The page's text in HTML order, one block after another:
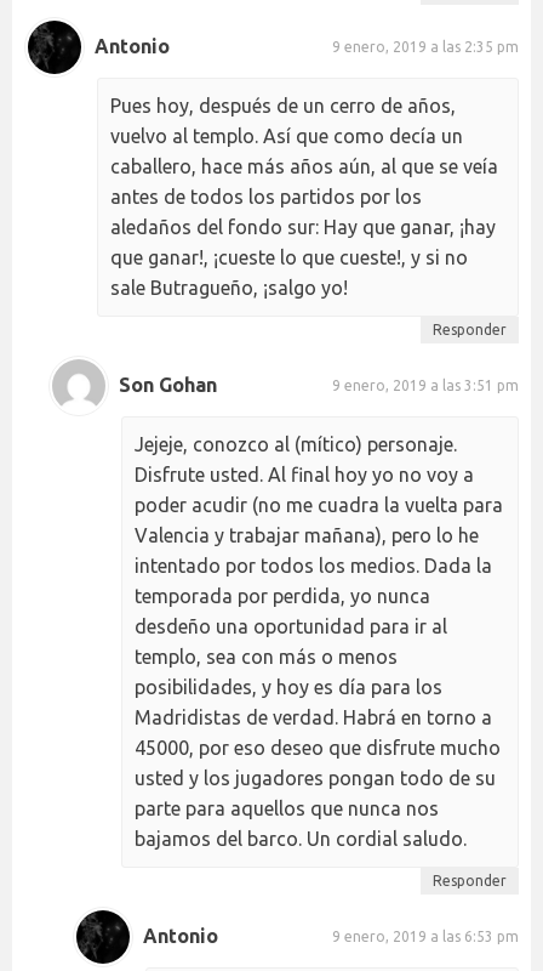
Antonio 9 enero, 2019 a las 2:35 pm
Pues hoy, después de un cerro de años,
vuelvo al templo. Así que como decía un
caballero, hace más años aún, al que se veía
antes de todos los partidos por los
aledaños del fondo sur: Hay que ganar, ¡hay
que ganar!, ¡cueste lo que cueste!, y si no
sale Butragueño, ¡salgo yo!
Responder
Son Gohan 9 enero, 2019 a las 3:51 pm
Jejeje, conozco al (mítico) personaje.
Disfrute usted. Al final hoy yo no voy a
poder acudir (no me cuadra la vuelta para
Valencia y trabajar mañana), pero lo he
intentado por todos los medios. Dada la
temporada por perdida, yo nunca
desdeño una oportunidad para ir al
templo, sea con más o menos
posibilidades, y hoy es día para los
Madridistas de verdad. Habrá en torno a
45000, por eso deseo que disfrute mucho
usted y los jugadores pongan todo de su
parte para aquellos que nunca nos
bajamos del barco. Un cordial saludo.
Responder
Antonio 9 enero, 2019 a las 6:53 pm